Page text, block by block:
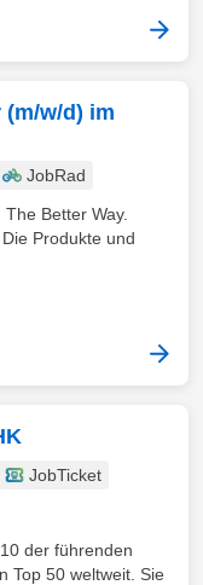
w/d) im
JobRad
Better Way.
Produkte und
JobTicket
der führenden
Top 50 weltweit. Sie